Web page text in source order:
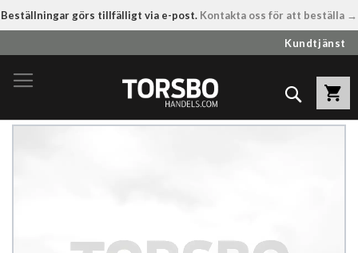
Beställningar görs tillfälligt via e-post. Kontakta oss för att beställa →
till
innehållet
Kundtjänst
Sök